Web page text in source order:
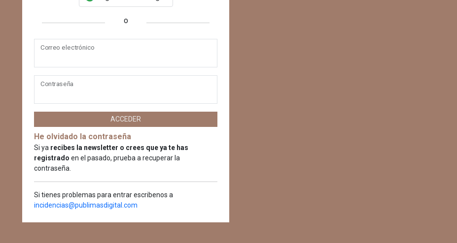
o
Correo electrónico
Contraseña
ACCEDER
He olvidado la contraseña
Si ya recibes la newsletter o crees que ya te has
registrado en el pasado, prueba a recuperar la
contraseña.
Si tienes problemas para entrar escribenos a
incidencias@publimasdigital.com